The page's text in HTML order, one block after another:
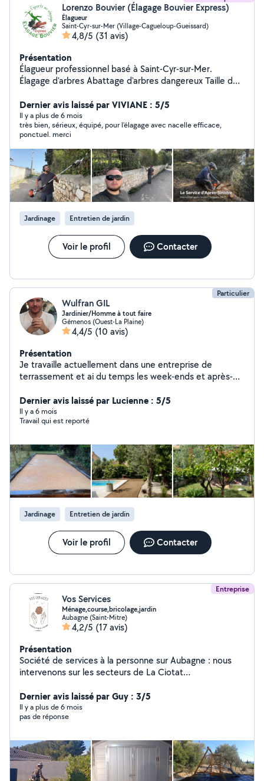
Lorenzo Bouvier (Élagage Bouvier Express)
Élagueur
Saint-Cyr-sur-Mer (Village-Cagueloup-Gueissard)
4,8/5 (31 avis)
Présentation
Élagueur professionnel basé à Saint-Cyr-sur-Mer.
Élagage d'arbres Abattage d'arbres dangereux Taille de
rapide dans les secteurs : Saint-Cyr-sur-Mer La Ciotat
Bandol Le Beausset Sanary-sur-Mer Ollioules Devis
gratuit.
Dernier avis laissé par VIVIANE : 5/5
Il y a plus de 6 mois
très bien, sérieux, équipé, pour l'élagage avec nacelle efficace,
ponctuel. merci
Jardinage Entretien de jardin
Voir le profil Contacter
Particulier
Wulfran GIL
Jardinier/Homme à tout faire
Gémenos (Ouest-La Plaine)
4,4/5 (10 avis)
Présentation
Je travaille actuellement dans une entreprise de
terrassement et ai du temps les week-ends et après-
aménagements paysagers, entretiens de jardins,
déménagements Sérieux, motivé et ponctuel. N'hésitez
pas à solliciter mes services.
Dernier avis laissé par Lucienne : 5/5
Il y a 6 mois
Travail qui est reporté
Jardinage Entretien de jardin
Voir le profil Contacter
Entreprise
Vos Services
Ménage,course,bricolage,jardin
Aubagne (Saint-Mitre)
4,2/5 (17 avis)
Présentation
Société de services à la personne sur Aubagne : nous
intervenons sur les secteurs de La Ciotat
Dernier avis laissé par Guy : 3/5
Il y a plus de 6 mois
pas de réponse